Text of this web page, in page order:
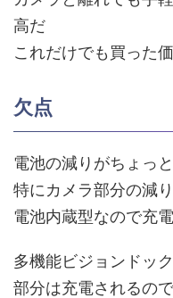
高だ
これだけでも買った
欠点
電池の減りがちょっ
特にカメラ部分の減
電池内蔵型なので充
多機能ビジョンドッ
部分は充電されるの